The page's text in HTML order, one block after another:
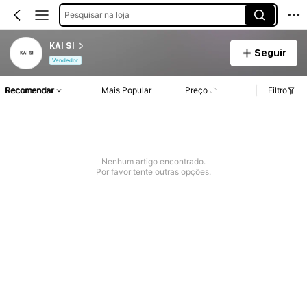
Pesquisar na loja
KAI SI
Vendedor
Seguir
Recomendar Mais Popular Preço Filtro
Nenhum artigo encontrado.
Por favor tente outras opções.